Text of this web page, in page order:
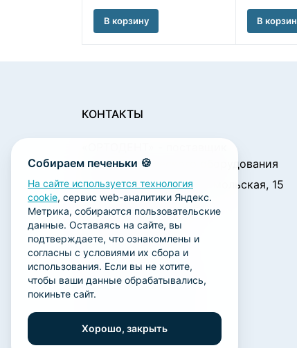
В корзину В
Собираем печеньки 🍪
На сайте используется технология
cookie, сервис web-аналитики Яндекс.
Метрика, собираются пользовательские
данные. Оставаясь на сайте, вы
подтверждаете, что ознакомлены и
согласны с условиями их сбора и
использования. Если вы не хотите,
чтобы ваши данные обрабатывались,
покиньте сайт.
Хорошо, закрыть
КОНТАКТЫ
стоматологического оборудования
450001, г. Уфа ул. Комсомольская, 15
Пн. - Чт.: 09:00 - 18:00
Пт.: 09:00 - 17:00
Сб., Вс.: выходной
ortodent@yandex.ru
+7 (347) 212-00-15
+7 (347) 212-01-15